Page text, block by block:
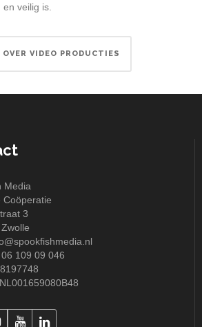
veilig is.
OVER VIDEO PRODUCTIES
Media
Coöperatie
3
06 109 09 046